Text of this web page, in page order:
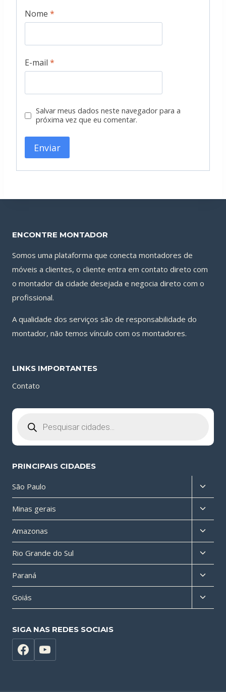
Nome *
E-mail *
Salvar meus dados neste navegador para a
próxima vez que eu comentar.
ENCONTRE MONTADOR
Somos uma plataforma que conecta montadores de
móveis a clientes, o cliente entra em contato direto com
o montador da cidade desejada e negocia direto com o
profissional.
A qualidade dos serviços são de responsabilidade do
montador, não temos vínculo com os montadores.
LINKS IMPORTANTES
Contato
produtos
PRINCIPAIS CIDADES
São Paulo
menu
filho
Minas gerais
menu
filho
Amazonas
menu
filho
Rio Grande do Sul
menu
filho
Paraná
menu
filho
Goiás
menu
SIGA NAS REDES SOCIAIS